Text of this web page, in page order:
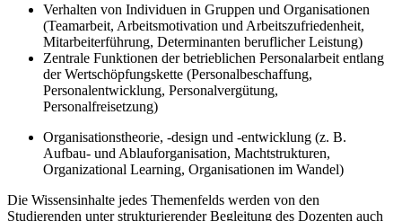
Verhalten von Individuen in Gruppen und Organisationen
(Teamarbeit, Arbeitsmotivation und Arbeitszufriedenheit,
Mitarbeiterführung, Determinanten beruflicher Leistung)
Zentrale Funktionen der betrieblichen Personalarbeit entlang
der Wertschöpfungskette (Personalbeschaffung,
Personalentwicklung, Personalvergütung,
Personalfreisetzung)
Organisationstheorie, -design und -entwicklung (z. B.
Aufbau- und Ablauforganisation, Machtstrukturen,
Organizational Learning, Organisationen im Wandel)
Die Wissensinhalte jedes Themenfelds werden von den
Studierenden unter strukturierender Begleitung des Dozenten auch